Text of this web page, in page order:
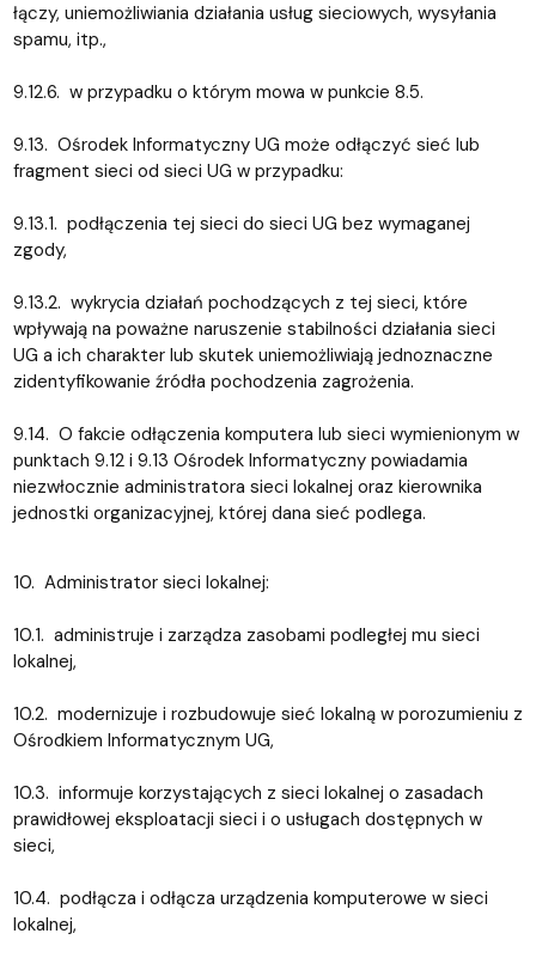
łączy, uniemożliwiania działania usług sieciowych, wysyłania
spamu, itp.,
9.12.6. w przypadku o którym mowa w punkcie 8.5.
9.13. Ośrodek Informatyczny UG może odłączyć sieć lub
fragment sieci od sieci UG w przypadku:
9.13.1. podłączenia tej sieci do sieci UG bez wymaganej
zgody,
9.13.2. wykrycia działań pochodzących z tej sieci, które
wpływają na poważne naruszenie stabilności działania sieci
UG a ich charakter lub skutek uniemożliwiają jednoznaczne
zidentyfikowanie źródła pochodzenia zagrożenia.
9.14. O fakcie odłączenia komputera lub sieci wymienionym w
punktach 9.12 i 9.13 Ośrodek Informatyczny powiadamia
niezwłocznie administratora sieci lokalnej oraz kierownika
jednostki organizacyjnej, której dana sieć podlega.
10. Administrator sieci lokalnej:
10.1. administruje i zarządza zasobami podległej mu sieci
lokalnej,
10.2. modernizuje i rozbudowuje sieć lokalną w porozumieniu z
Ośrodkiem Informatycznym UG,
10.3. informuje korzystających z sieci lokalnej o zasadach
prawidłowej eksploatacji sieci i o usługach dostępnych w
sieci,
10.4. podłącza i odłącza urządzenia komputerowe w sieci
lokalnej,